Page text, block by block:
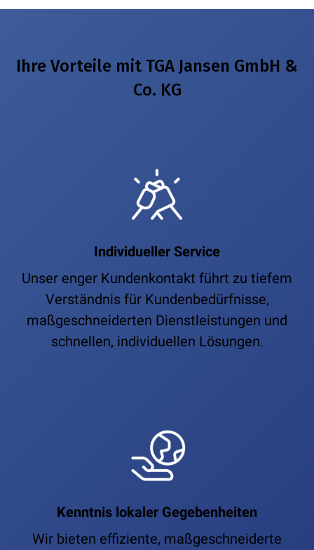
Ihre Vorteile mit TGA Jansen GmbH &
Co. KG
Individueller Service
Unser enger Kundenkontakt führt zu tiefem
Verständnis für Kundenbedürfnisse,
maßgeschneiderten Dienstleistungen und
schnellen, individuellen Lösungen.
Kenntnis lokaler Gegebenheiten
Wir bieten effiziente, maßgeschneiderte